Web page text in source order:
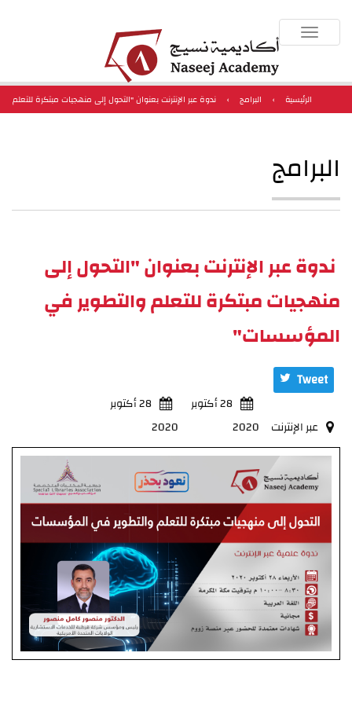
Toggle
navigation
الرئيسية › البرامج ›
ندوة عبر الإنترنت بعنوان "التحول إلى منهجيات مبتكرة للتعلم
البرامج
ندوة عبر الإنترنت بعنوان "التحول إلى
منهجيات مبتكرة للتعلم والتطوير في
المؤسسات"
Tweet
عبر الإنترنت
28 أكتوبر
2020
28 أكتوبر
2020